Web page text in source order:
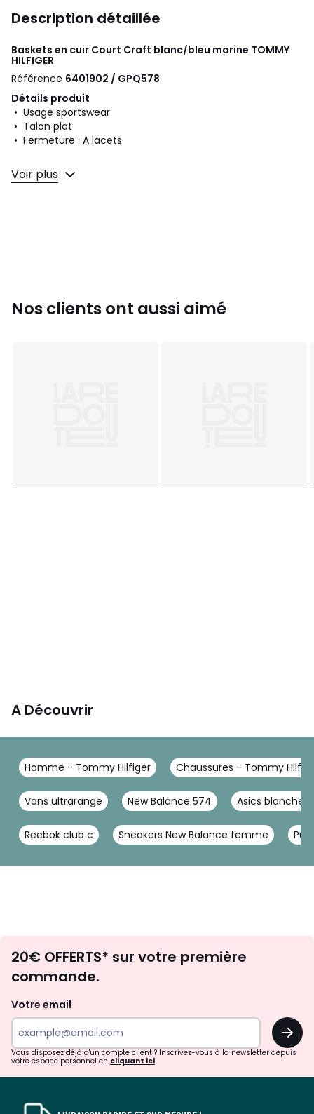
Description détaillée
Baskets en cuir Court Craft blanc/bleu marine TOMMY
HILFIGER
Référence 6401902 / GPQ578
Détails produit
• Usage sportswear
• Talon plat
• Fermeture : A lacets
Composition et Entretien
• Dessus/Tige : 43% cuir, 32% polyuréthane, 25% polyester
Voir plus
Nos clients ont aussi aimé
A Découvrir
Homme - Tommy Hilfiger Chaussures - Tommy
Vans ultrarange New Balance 574 Asics blanche
Reebok club c Sneakers New Balance femme
d'inspirations
surprises?
20€ OFFERTS* sur votre première
commande.
Votre email
OK
Vous disposez déjà d'un compte client ? Inscrivez-vous à la newsletter depuis
votre espace personnel en cliquant ici